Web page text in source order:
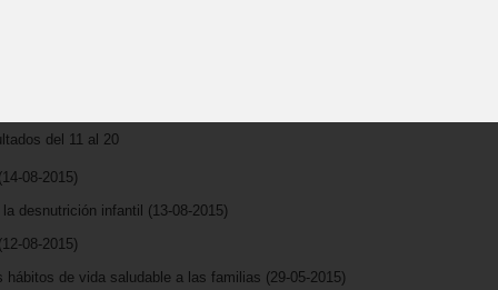
del 11 al 20
(14-08-2015)
desnutrición infantil (13-08-2015)
(12-08-2015)
hábitos de vida saludable a las familias (29-05-2015)